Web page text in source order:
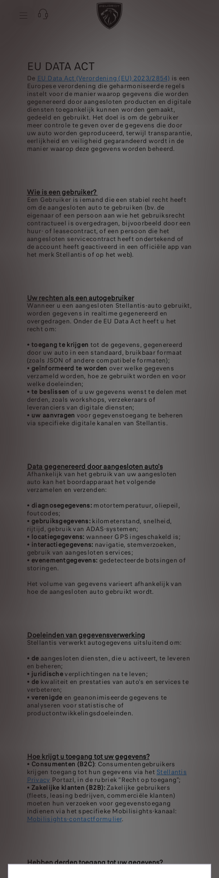
EU DATA ACT
De EU Data Act (Verordening (EU) 2023/2854) is een
Europese verordening die geharmoniseerde regels
instelt voor de manier waarop gegevens die worden
gegenereerd door aangesloten producten en digitale
diensten toegankelijk kunnen worden gemaakt,
gedeeld en gebruikt. Het doel is om de gebruiker
meer controle te geven over de gegevens die door
uw auto worden geproduceerd, terwijl transparantie,
eerlijkheid en veiligheid gegarandeerd wordt in de
manier waarop deze gegevens worden beheerd.
Wie is een gebruiker?
Een Gebruiker is iemand die een stabiel recht heeft
om de aangesloten auto te gebruiken (bv. de
eigenaar of een persoon aan wie het gebruiksrecht
contractueel is overgedragen, bijvoorbeeld door een
huur- of leasecontract, of een persoon die het
aangesloten servicecontract heeft ondertekend of
de account heeft geactiveerd in een officiële app van
het merk Stellantis of op het web).
Uw rechten als een autogebruiker
Wanneer u een aangesloten Stellantis-auto gebruikt,
worden gegevens in realtime gegenereerd en
overgedragen. Onder de EU Data Act heeft u het
recht om:
•toegang te krijgen tot de gegevens, gegenereerd
door uw auto in een standaard, bruikbaar formaat
(zoals JSON of andere compatibele formaten);
• geïnformeerd te worden over welke gegevens
verzameld worden, hoe ze gebruikt worden en voor
welke doeleinden;
•te beslissen of u uw gegevens wenst te delen met
derden, zoals workshops, verzekeraars of
leveranciers van digitale diensten;
• uw aanvragen voor gegevenstoegang te beheren
via specifieke digitale kanalen van Stellantis.
Data gegenereerd door aangesloten auto's
Afhankelijk van het gebruik van uw aangesloten
auto kan het boordapparaat het volgende
verzamelen en verzenden:
• diagnosegegevens: motortemperatuur, oliepeil,
foutcodes;
• gebruiksgegevens: kilometerstand, snelheid,
rijtijd, gebruik van ADAS-systemen;
• locatiegegevens: wanneer GPS ingeschakeld is;
• interactiegegevens: navigatie, stemverzoeken,
gebruik van aangesloten services;
• evenementgegevens: gedetecteerde botsingen of
storingen.
Het volume van gegevens varieert afhankelijk van
hoe de aangesloten auto gebruikt wordt.
Doeleinden van gegevensverwerking
Stellantis verwerkt autogegevens uitsluitend om:
• de aangesloten diensten, die u activeert, te leveren
en beheren;
• juridische verplichtingen na te leven;
• de kwaliteit en prestaties van auto's en services te
verbeteren;
•verenigde en geanonimiseerde gegevens te
analyseren voor statistische of
productontwikkelingsdoeleinden.
Hoe krijgt u toegang tot uw gegevens?
• Consumenten (B2C): Consumentengebruikers
krijgen toegang tot hun gegevens via het Stellantis
Privacy Portazl, in de rubriek “Recht op toegang”;
• Zakelijke klanten (B2B):Zakelijke gebruikers
(fleets, leasing bedrijven, commerciële klanten)
moeten hun verzoeken voor gegevenstoegang
indienen via het specifieke Mobilisights-kanaal:
Mobilisights-contactformulier.
Hebben derden toegang tot uw gegevens?